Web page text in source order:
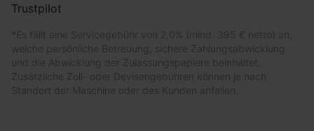
Trustpilot
*
Es fällt eine Servicegebühr von 2,0% (mind. 395 € netto) an,
welche persönliche Betreuung, sichere Zahlungsabwicklung
und die Abwicklung der Zulassungspapiere beinhaltet.
Zusätzliche Zoll- oder Devisengebühren können je nach
Standort der Maschine oder des Kunden anfallen.